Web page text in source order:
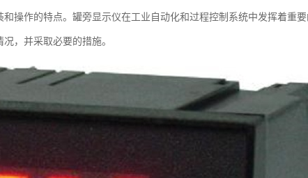
操作的特点。罐旁显示仪在工业自动化和过程控制系统中发挥着重
，并采取必要的措施。